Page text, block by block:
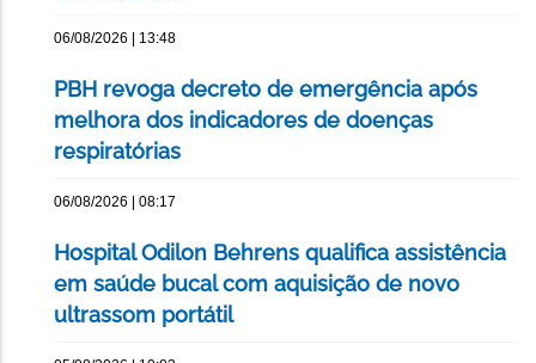
06/08/2026 | 13:48
PBH revoga decreto de emergência após
melhora dos indicadores de doenças
respiratórias
06/08/2026 | 08:17
Hospital Odilon Behrens qualifica assistência
em saúde bucal com aquisição de novo
ultrassom portátil